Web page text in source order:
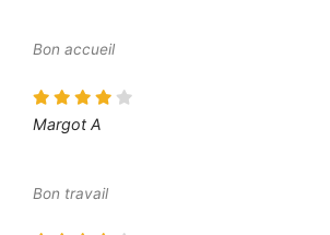
Bon accueil
Margot A
Bon travail